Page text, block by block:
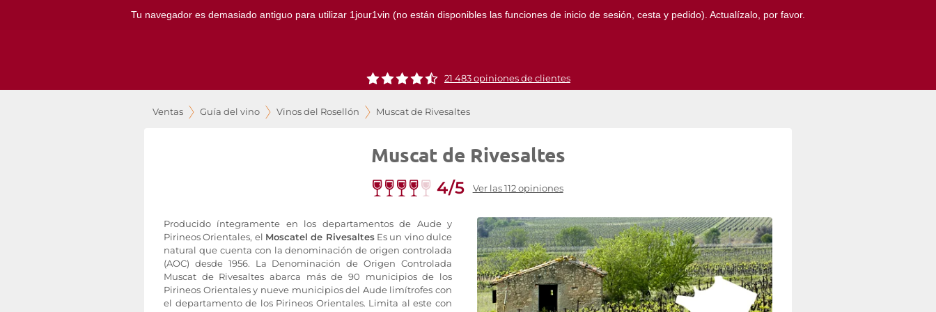
Tu navegador es demasiado antiguo para utilizar 1jour1vin (no están disponibles las funciones de inicio de sesión, cesta y pedido). Actualízalo, por favor.
21 483 opiniones de clientes
Ventas Guía del vino Vinos del Rosellón Muscat de Rivesaltes
Muscat de Rivesaltes
4/5 Ver las 112 opiniones
Producido íntegramente en los departamentos de Aude y
Pirineos Orientales, el Moscatel de RivesaltesEs un vino dulce
natural que cuenta con la denominación de origen controlada
(AOC) desde 1956. La Denominación de Origen Controlada
Muscat de Rivesaltes abarca más de 90 municipios de los
Pirineos Orientales y nueve municipios del Aude limítrofes con
el departamento de los Pirineos Orientales. Limita al este con